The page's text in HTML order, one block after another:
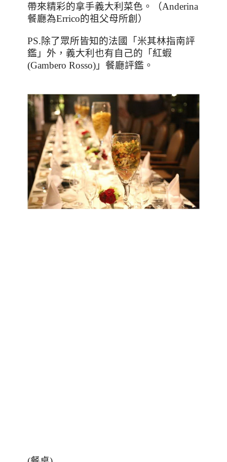
帶來精彩的拿手義大利菜色。（Anderina
餐廳為Errico的祖父母所創）
PS.除了眾所皆知的法國「米其林指南評
鑑」外，義大利也有自己的「紅蝦
(Gambero Rosso) 」餐廳評鑑。